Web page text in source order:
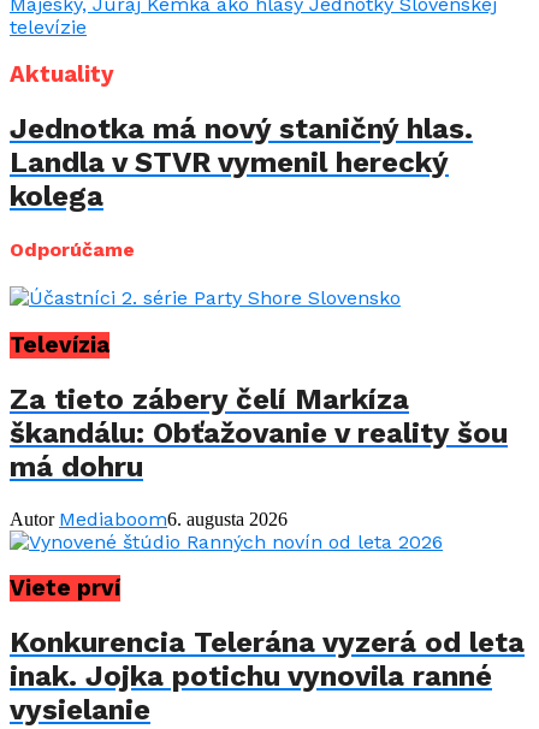
Aktuality
Jednotka má nový staničný hlas.
Landla v STVR vymenil herecký
kolega
Odporúčame
Televízia
Za tieto zábery čelí Markíza
škandálu: Obťažovanie v reality šou
má dohru
Autor Mediaboom6. augusta 2026
Viete prví
Konkurencia Telerána vyzerá od leta
inak. Jojka potichu vynovila ranné
vysielanie